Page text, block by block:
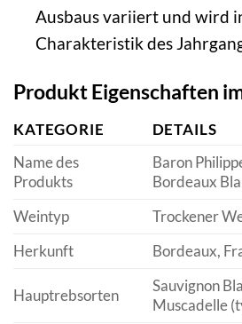
Ausbaus variiert und wird
Charakteristik des
Produkt Eigenschaften
KATEGORIE
DETAILS
Name des
Produkts
Baron
Bordeaux
Weintyp
Trockener
Herkunft
Bordeaux,
Hauptrebsorten
Sauvignon
Muscadelle